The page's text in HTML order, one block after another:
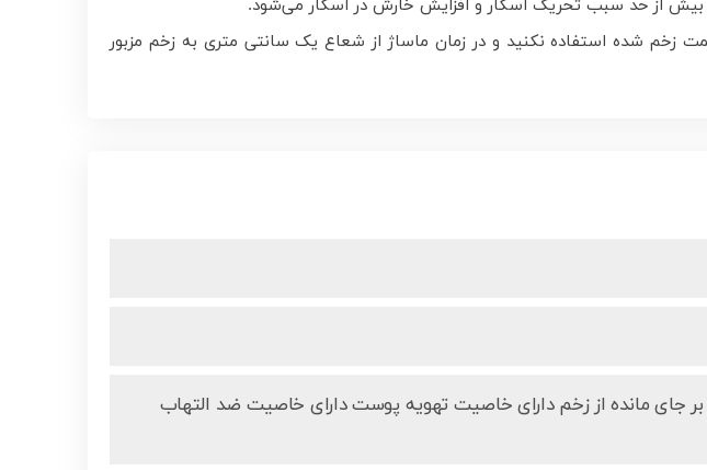
از حد سبب تحریک اسکار و افزایش خارش در اسکار می‌شود.
زخم شده استفاده نکنید و در زمان ماساژ از شعاع یک سانتی متری به زخم مزبور
جای مانده از زخم دارای خاصیت تهویه پوست دارای خاصیت ضد التهاب